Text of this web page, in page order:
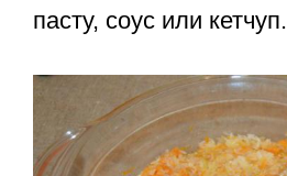
пасту, соус или кетчуп.